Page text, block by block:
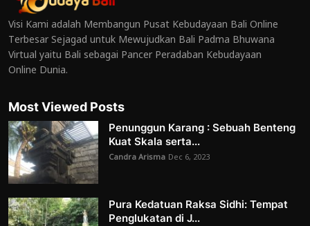
Visi Kami adalah Membangun Pusat Kebudayaan Bali Online
Terbesar Sejagad untuk Mewujudkan Bali Padma Bhuwana
Virtual yaitu Bali sebagai Pancer Peradaban Kebudayaan
Online Dunia.
Most Viewed Posts
Penunggun Karang : Sebuah Benteng
Kuat Skala serta...
Candra Arisma Dec 6, 2023
Pura Kedatuan Raksa Sidhi: Tempat
Penglukatan di J...